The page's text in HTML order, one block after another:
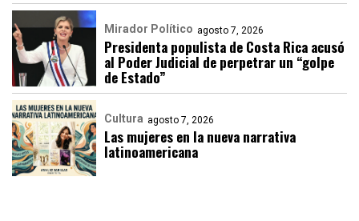
Mirador Político agosto 7, 2026
Presidenta populista de Costa Rica acusó
al Poder Judicial de perpetrar un “golpe
de Estado”
Cultura agosto 7, 2026
Las mujeres en la nueva narrativa
latinoamericana